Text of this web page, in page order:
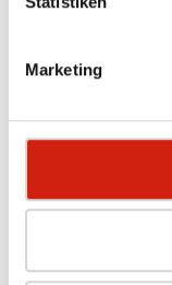
Marketing
Schlauch